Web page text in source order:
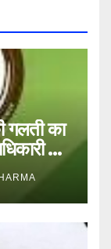
गलती का
और